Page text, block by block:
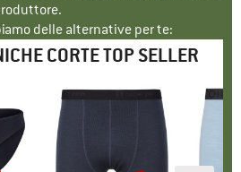
delle alternative per te:
CORTE TOP SELLER